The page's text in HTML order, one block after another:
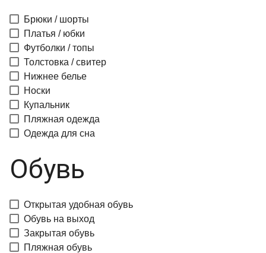
Брюки / шорты
Платья / юбки
Футболки / топы
Толстовка / свитер
Нижнее белье
Носки
Купальник
Пляжная одежда
Одежда для сна
Обувь
Открытая удобная обувь
Обувь на выход
Закрытая обувь
Пляжная обувь